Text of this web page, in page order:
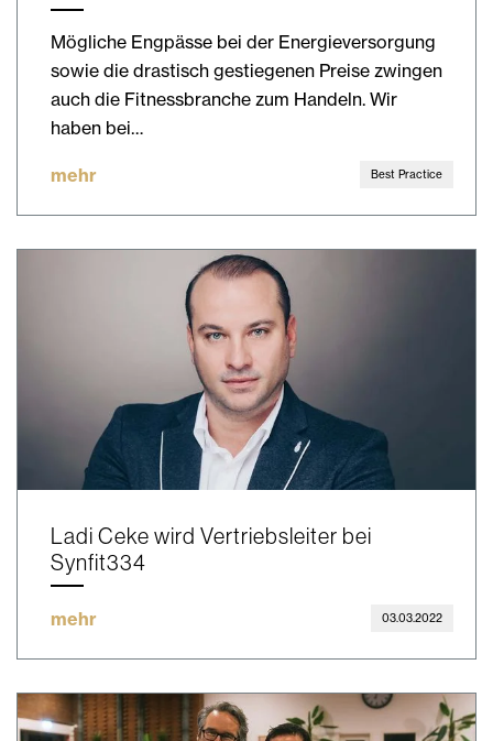
Mögliche Engpässe bei der Energieversorgung
sowie die drastisch gestiegenen Preise zwingen
auch die Fitnessbranche zum Handeln. Wir
haben bei…
mehr Best Practice
Ladi Ceke wird Vertriebsleiter bei
Synfit334
mehr 03.03.2022